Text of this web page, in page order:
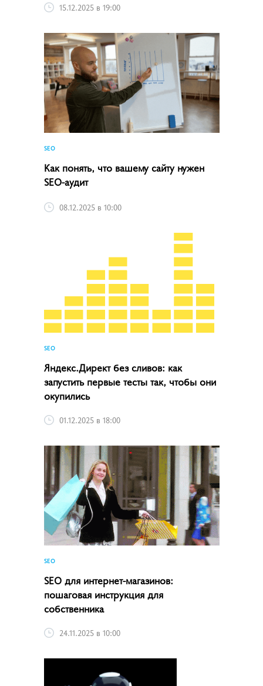
15.12.2025 в 19:00
SEO
Как понять, что вашему сайту нужен
SEO-аудит
08.12.2025 в 10:00
SEO
Яндекс.Директ без сливов: как
запустить первые тесты так, чтобы они
окупились
01.12.2025 в 18:00
SEO
SEO для интернет-магазинов:
пошаговая инструкция для
собственника
24.11.2025 в 10:00